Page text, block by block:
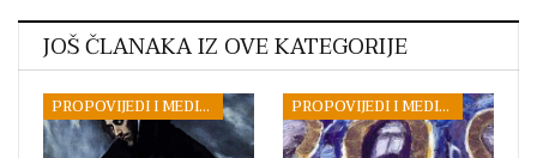
JOŠ ČLANAKA IZ OVE KATEGORIJE
PROPOVIJEDI I MEDITACIJE PROPOVIJEDI I MEDITACIJE